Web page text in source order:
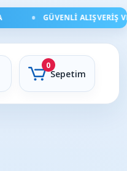
GÜVENLI ALIŞVERIŞ VE
0
Sepetim